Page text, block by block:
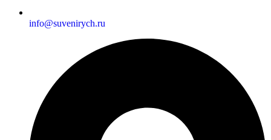
info@suvenirych.ru